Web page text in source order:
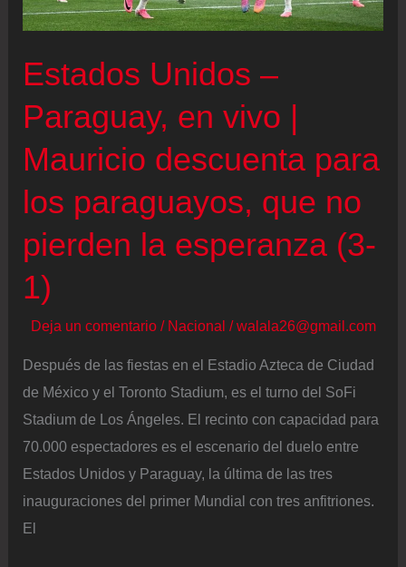
golazo
empate
Estados Unidos –
Paraguay, en vivo |
Mauricio descuenta para
los paraguayos, que no
pierden la esperanza (3-
1)
Deja un comentario / Nacional /walala26@gmail.com
Después de las fiestas en el Estadio Azteca de Ciudad
de México y el Toronto Stadium, es el turno del SoFi
Stadium de Los Ángeles. El recinto con capacidad para
70.000 espectadores es el escenario del duelo entre
Estados Unidos y Paraguay, la última de las tres
inauguraciones del primer Mundial con tres anfitriones.
El